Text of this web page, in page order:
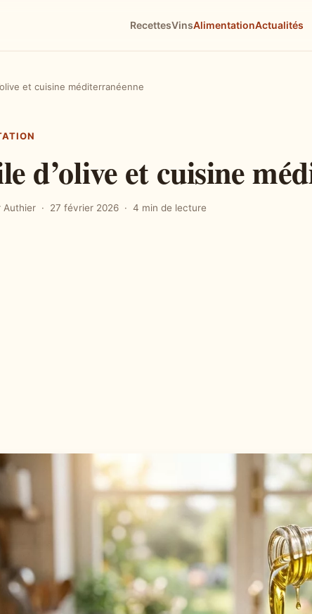
RecettesVinsAlimentationActualités
et cuisine méditerranéenne
d’olive et cuisine
Authier 27 février 2026 4 min de lecture